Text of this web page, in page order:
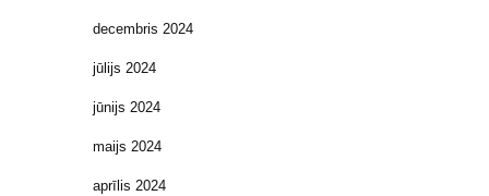
decembris 2024
jūlijs 2024
jūnijs 2024
maijs 2024
aprīlis 2024